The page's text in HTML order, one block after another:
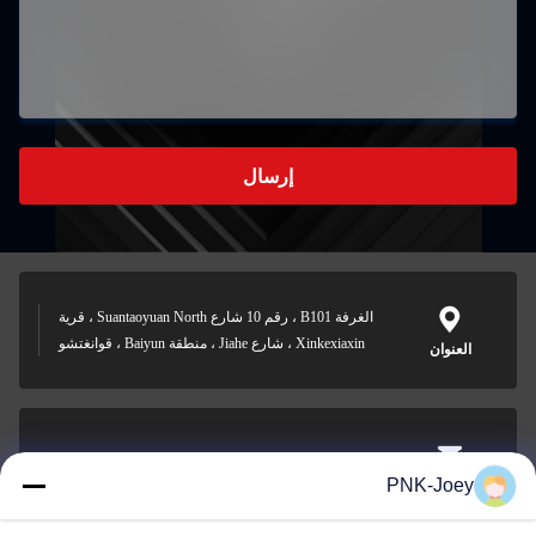
إرسال
العنوان
الغرفة B101 ، رقم 10 شارع Suantaoyuan North ، قرية
Xinkexiaxin ، شارع Jiahe ، منطقة Baiyun ، قوانغتشو
البريد
xianzhihao@gzxingchao.infoPNK-Joey